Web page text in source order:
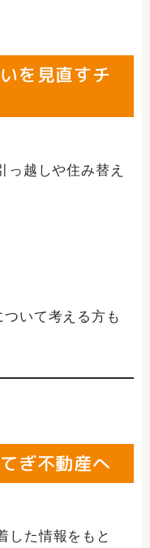
を見直すチ
っ越しや住み替え
いて考える方も
ぎ不動産へ
した情報をもと